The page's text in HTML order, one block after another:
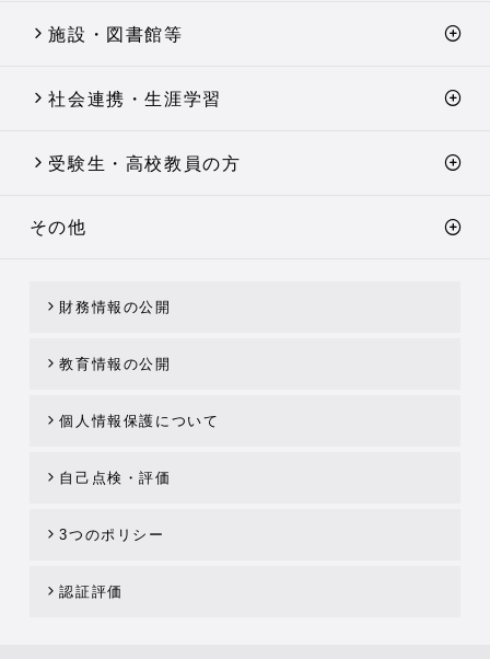
施設・図書館等
社会連携・生涯学習
受験生・高校教員の方
その他
財務情報の公開
教育情報の公開
個人情報保護について
自己点検・評価
3つのポリシー
認証評価